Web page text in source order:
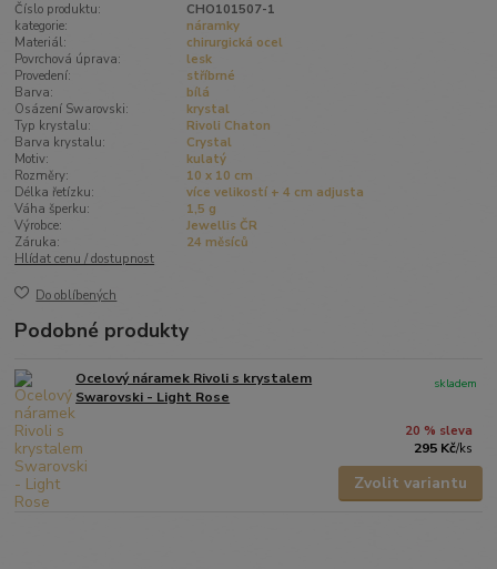
Číslo produktu:
CHO101507-1
kategorie:
náramky
Materiál:
chirurgická ocel
Povrchová úprava:
lesk
Provedení:
stříbrné
Barva:
bílá
Osázení Swarovski:
krystal
Typ krystalu:
Rivoli Chaton
Barva krystalu:
Crystal
Motiv:
kulatý
Rozměry:
10 x 10 cm
Délka řetízku:
více velikostí + 4 cm adjusta
Váha šperku:
1,5 g
Výrobce:
Jewellis ČR
Záruka:
24 měsíců
Hlídat cenu / dostupnost
Do oblíbených
Podobné produkty
Ocelový náramek Rivoli s krystalem
Swarovski - Light Rose
20 % sleva
295 Kč/ks
skladem
Zvolit variantu